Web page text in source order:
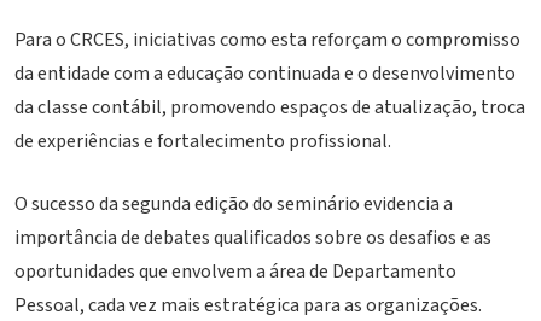
Para o CRCES, iniciativas como esta reforçam o compromisso
da entidade com a educação continuada e o desenvolvimento
da classe contábil, promovendo espaços de atualização, troca
de experiências e fortalecimento profissional.
O sucesso da segunda edição do seminário evidencia a
importância de debates qualificados sobre os desafios e as
oportunidades que envolvem a área de Departamento
Pessoal, cada vez mais estratégica para as organizações.